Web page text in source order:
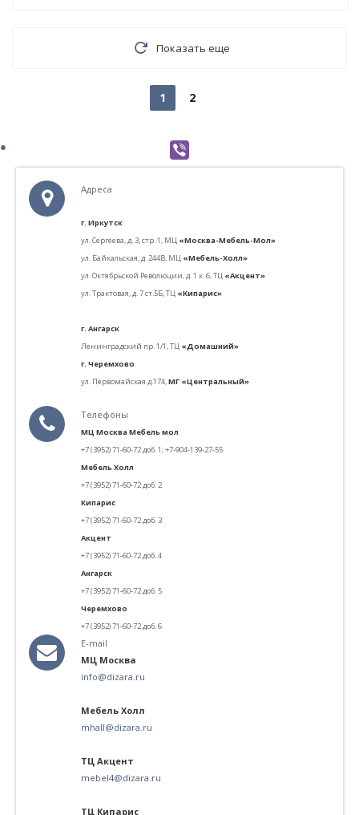
Показать еще
1 2
Адреса
г. Иркутск
ул. Сергеева, д. 3, стр. 1, МЦ «Москва-Мебель-Мол»
ул. Байкальская, д. 244В, МЦ «Мебель-Холл»
ул. Октябрьской Революции, д. 1 к .6,ТЦ «Акцент»
ул. Трактовая, д. 7 ст.5Б,ТЦ «Кипарис»
г. Ангарск
Ленинградский пр. 1/1,ТЦ «Домашний»
г. Черемхово
ул. Первомайская д.174,МГ «Центральный»
Телефоны
МЦ Москва Мебель мол
+7 (3952) 71-60-72 доб. 1;+7-904-139-27-55
Мебель Холл
+7 (3952) 71-60-72 доб. 2
Кипарис
+7 (3952) 71-60-72 доб. 3
Акцент
+7 (3952) 71-60-72 доб. 4
Ангарск
+7 (3952) 71-60-72 доб. 5
Черемхово
+7 (3952) 71-60-72 доб. 6
E-mail
МЦ Москва
info@dizara.ru
Мебель Холл
mhall@dizara.ru
ТЦ Акцент
mebel4@dizara.ru
ТЦ Кипарис